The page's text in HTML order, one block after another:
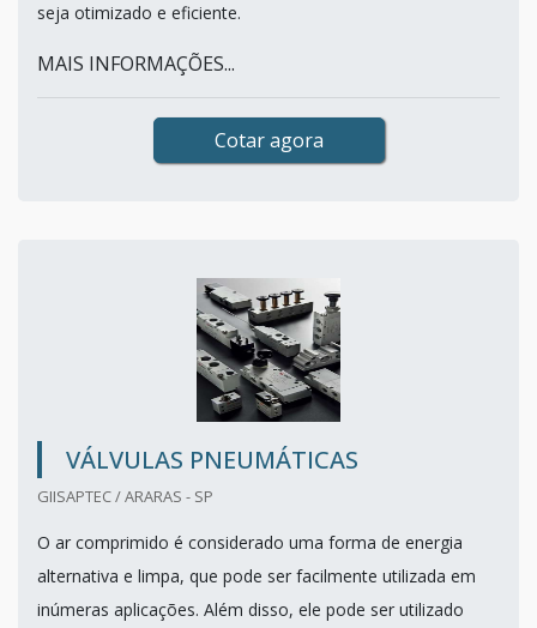
seja otimizado e eficiente.
MAIS INFORMAÇÕES...
Cotar agora
VÁLVULAS PNEUMÁTICAS
GIISAPTEC / ARARAS - SP
O ar comprimido é considerado uma forma de energia
alternativa e limpa, que pode ser facilmente utilizada em
inúmeras aplicações. Além disso, ele pode ser utilizado